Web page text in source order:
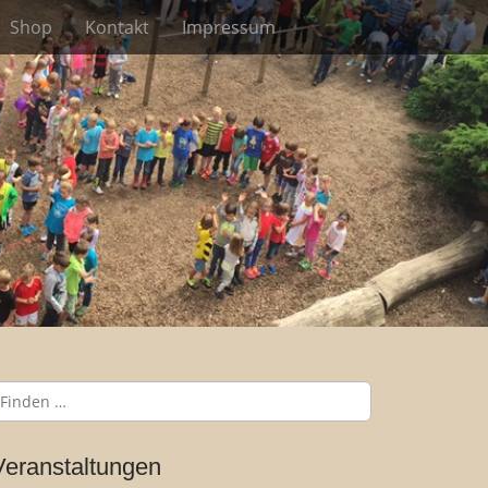
Shop Kontakt Impressum